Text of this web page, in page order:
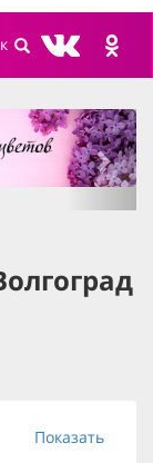
next
Показать